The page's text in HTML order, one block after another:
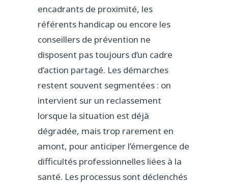
encadrants de proximité, les
référents handicap ou encore les
conseillers de prévention ne
disposent pas toujours d’un cadre
d’action partagé. Les démarches
restent souvent segmentées : on
intervient sur un reclassement
lorsque la situation est déjà
dégradée, mais trop rarement en
amont, pour anticiper l’émergence de
difficultés professionnelles liées à la
santé. Les processus sont déclenchés